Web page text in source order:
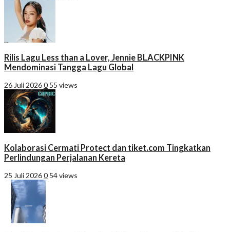
Rilis Lagu Less than a Lover, Jennie BLACKPINK
Mendominasi Tangga Lagu Global
26 Juli 20260 55 views
Kolaborasi Cermati Protect dan tiket.com Tingkatkan
Perlindungan Perjalanan Kereta
25 Juli 20260 54 views